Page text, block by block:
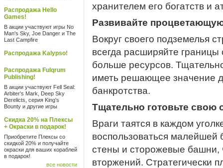
Распродажа Hello
Games!
В акции участвуют игры No
Man's Sky, Joe Danger и The
Last Campfire
Распродажа Kalypso!
Распродажа Fulqrum
Publishing!
В акции участвуют Fell Seal:
Arbiter's Mark, Deep Sky
Derelicts, серия King's
Bounty и другие игры
Скидка 20% на Плексы
+ Окраски в подарок!
Приобретите Плексы со
скидкой 20% и получайте
окраски для ваших кораблей
в подарок!
все новости
хранителем его богатств и
Развивайте
Вокруг своего подземелья
всегда расширяйте границы
больше ресурсов.
иметь решающее значение
банкротства.
Тщательно готовьте свою
Враги таятся в каждом
воспользоваться
стены и сторожевые башни,
вторжений. Стратегически